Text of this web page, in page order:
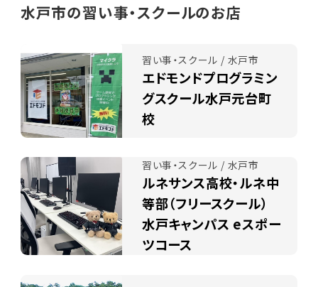
水戸市の習い事・スクールのお店
習い事・スクール / 水戸市
エドモンドプログラミン
グスクール水戸元台町
校
習い事・スクール / 水戸市
ルネサンス高校・ルネ中
等部（フリースクール）
水戸キャンパス eスポー
ツコース